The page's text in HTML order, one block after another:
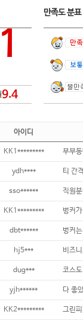
9.4
만족도 분
아이디
KK1********* 부부
ydh****
sso******
KK1********* 벙커
dbt******
hj5*** 비즈
dug***
yjh****** 다 좋
KK2*********